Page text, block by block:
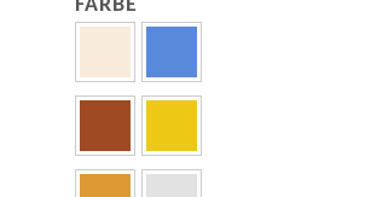
FARBE